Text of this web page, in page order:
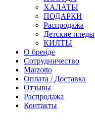
ХАЛАТЫ
ПОДАРКИ
Распродажа
Детские пледы
КИЛТЫ
О бренде
Сотрудничество
Marzotto
Оплата / Доставка
Отзывы
Распродажа
Контакты